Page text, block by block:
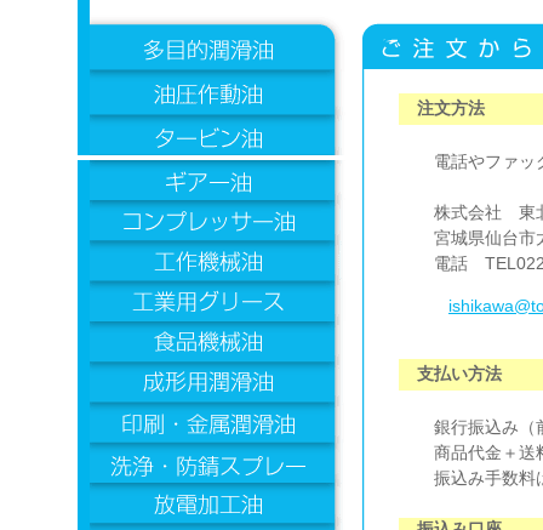
注文方法
電話やファック
株式会社 東
宮城県仙台市
電話 TEL022-
支払い方法
銀行振込み（前
商品代金＋送
振込み手数料は